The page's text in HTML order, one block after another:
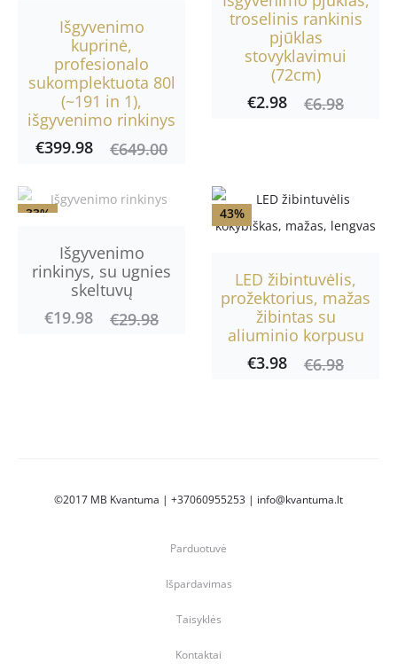
Išgyvenimo
kuprinė,
profesionalo
sukomplektuota 80l
(~191 in 1),
išgyvenimo rinkinys
€649.00
Original
was:
€399.98
is:
troselinis rankinis
pjūklas
stovyklavimui
(72cm)
€6.98
Original
€2.98
Current
33%
Išgyvenimo
rinkinys, su ugnies
skeltuvų
€29.98
Original
€19.98
43%
LED žibintuvėlis,
prožektorius, mažas
žibintas su
aliuminio korpusu
€6.98
Original
€3.98
Current
©2017 MB Kvantuma | +37060955253 | info@kvantuma.lt
Parduotuvė
Išpardavimas
Taisyklės
Kontaktai